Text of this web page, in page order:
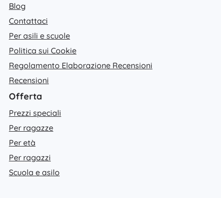
Blog
Contattaci
Per asili e scuole
Politica sui Cookie
Regolamento Elaborazione Recensioni
Recensioni
Offerta
Prezzi speciali
Per ragazze
Per età
Per ragazzi
Scuola e asilo